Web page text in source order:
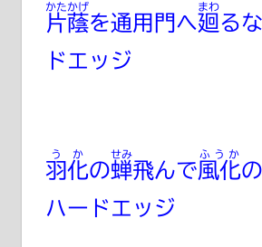
片蔭
かたかげ
を通用門へ廻
まわ
る
ドエッジ
羽化
うか
の蝉
せみ
飛んで風化
ふうか
ハードエッジ